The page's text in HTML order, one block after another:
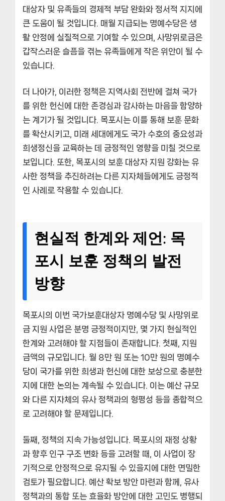
대상자 및 유족들의 경제적 부담 완화와 정서적 지지에
큰 도움이 될 것입니다. 매월 지급되는 명예수당은 생
활 안정에 실질적으로 기여할 수 있으며, 사망위로금은
갑작스러운 슬픔을 겪는 유족들에게 작은 위안이 될 수
있습니다.
더 나아가, 이러한 정책은 지역사회 전반에 걸쳐 국가
를 위한 헌신에 대한 존경심과 감사하는 마음을 함양하
는 계기가 될 것입니다. 목포시 는 이를 통해 보훈 문화
를 확산시키고, 미래 세대에게도 국가 수호의 중요성과
희생정신을 교육하는 데 긍정적인 영향을 미칠 것으로
보입니다. 또한, 목포시 의 보훈 대상자 지원 강화는 유
사한 정책을 추진하려는 다른 지자체들에게도 긍정적
인 사례로 작용할 수 있습니다.
현실적 한계와 제언: 목
포시 보훈 정책의 발전
방향
목포시 의 이번 국가보훈대상자 명예수당 및 사망위로
금 지원 사업은 분명 긍정적이지만, 몇 가지 현실적인
한계와 고려해야 할 지점들이 존재합니다. 첫째, 지원
금액의 규모입니다. 월 8만 원 또는 10만 원의 명예수
당이 국가를 위한 희생과 헌신에 대한 보상으로 충분한
지에 대한 논의는 계속될 수 있습니다. 이는 예산 규모
와 다른 지자체의 유사 정책과의 형평성 등을 종합적으
로 고려해야 할 문제입니다.
둘째, 정책의 지속 가능성입니다. 목포시 의 재정 상황
과 향후 인구 구조 변화 등을 고려할 때, 이 사업이 장
기적으로 안정적으로 유지될 수 있을지에 대한 면밀한
검토가 필요합니다. 예산 확보 방안 마련과 함께, 유사
정책과의 통합 또는 효율화 방안에 대한 고민도 병행되